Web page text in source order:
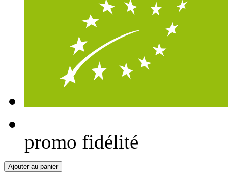
promo fidélité
Ajouter au panier